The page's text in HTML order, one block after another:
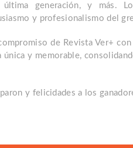
generación, y más.
y profesionalismo del
de Revista Ver+
única y memorable,
y felicidades a los